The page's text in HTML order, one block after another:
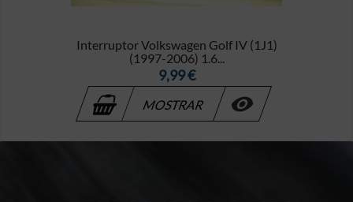
Interruptor Volkswagen Golf IV (1J1)
(1997-2006) 1.6...
Precio
9,99 €
MOSTRAR 